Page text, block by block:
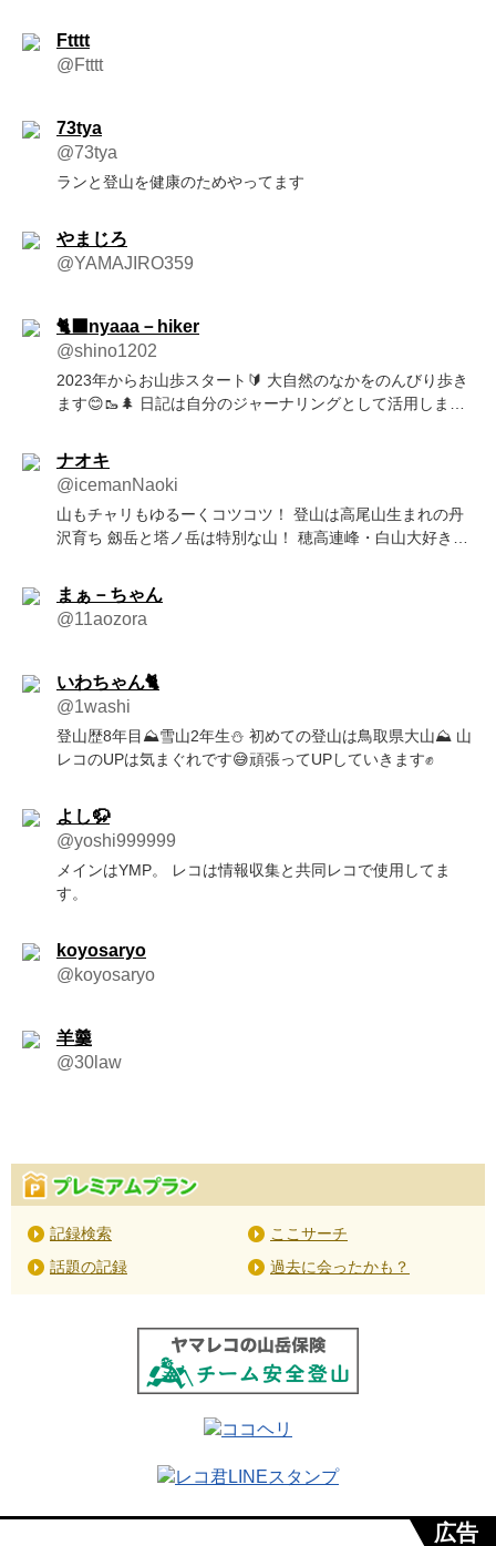
Ftttt
@Ftttt
73tya
@73tya
ランと登山を健康のためやってます
やまじろ
@YAMAJIRO359
🐈‍⬛nyaaa－hiker
@shino1202
2023年からお山歩スタート🔰 大自然のなかをのんびり歩き
ます😊🥾🌲 日記は自分のジャーナリングとして活用します
ナオキ
@icemanNaoki
山もチャリもゆるーくコツコツ！ 登山は高尾山生まれの丹
沢育ち 劔岳と塔ノ岳は特別な山！ 穂高連峰・白山大好き。
まぁ－ちゃん
@11aozora
いわちゃん🐈
@1washi
登山歴8年目⛰雪山2年生⛄️ 初めての登山は鳥取県大山⛰ 山
レコのUPは気まぐれです😅頑張ってUPしていきます✊
よし🦬
@yoshi999999
メインはYMP。 レコは情報収集と共同レコで使用してま
す。
koyosaryo
@koyosaryo
羊羹
@30law
記録検索
ここサーチ
話題の記録
過去に会ったかも？
広告